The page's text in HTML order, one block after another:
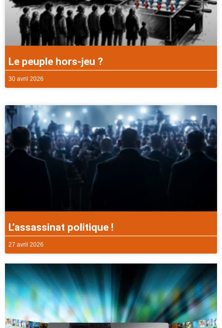
Le peuple hors-jeu ?
30 avril 2026
L’assassinat politique !
27 avril 2026